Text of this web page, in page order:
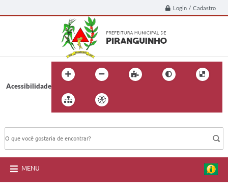
Login / Cadastro
Acessibilidade
MENU